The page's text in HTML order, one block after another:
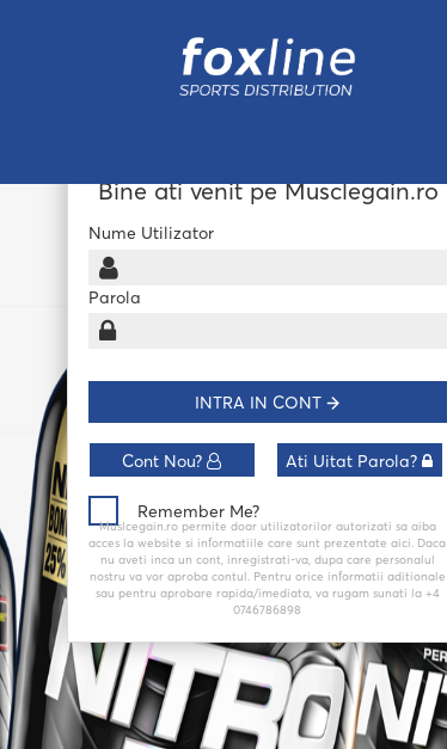
Bine ati venit pe Musclegain.ro
Nume Utilizator
Parola
INTRA IN CONT
Cont Nou? Ati Uitat Parola?
Remember Me?
Muslcegain.ro permite doar utilizatorilor autorizati sa aiba
acces la website si informatiile care sunt prezentate aici. Daca
nu aveti inca un cont, inregistrati-va, dupa care personalul
nostru va vor aproba contul. Pentru orice informatii aditionale
sau pentru aprobare rapida/imediata, va rugam sunati la +4
0746786898